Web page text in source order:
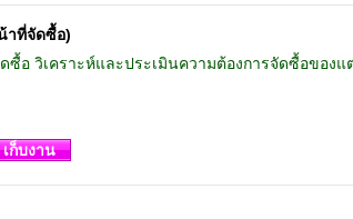
าที่จัดซื้อ)
ซื้อ วิเคราะห์และประเมินความต้องการจัดซื้อของ
เก็บงาน